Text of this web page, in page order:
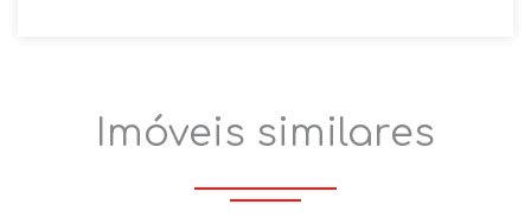
Imóveis similares